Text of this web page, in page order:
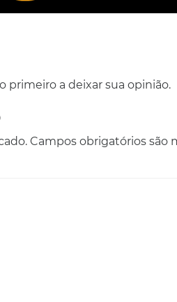
primeiro a deixar sua opinião.
Campos obrigatórios são